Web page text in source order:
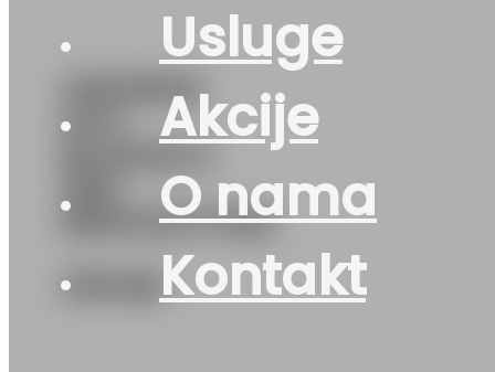
Usluge
Akcije
O nama
Kontakt
225/55R16
M+S
BRIDGESTONE
276